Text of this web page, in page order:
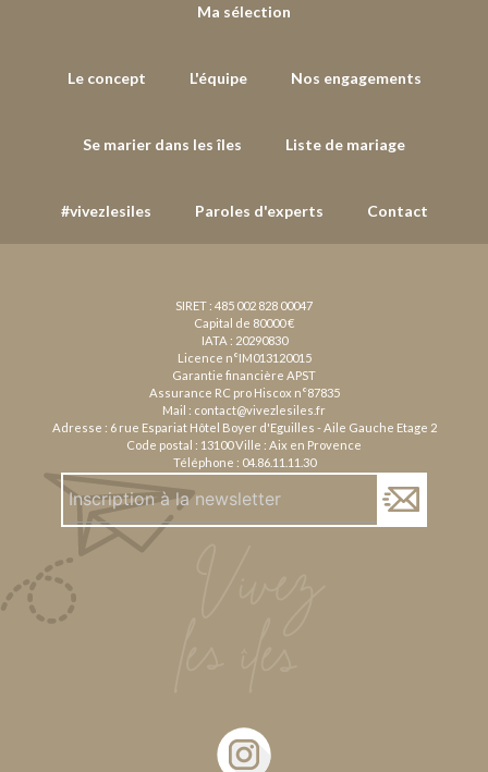
Ma sélection
Le concept L'équipe Nos engagements
Se marier dans les îles Liste de mariage
#vivezlesiles Paroles d'experts Contact
SIRET : 485 002 828 00047
Capital de 80000 €
IATA : 20290830
Licence n°IM013120015
Garantie financière APST
Assurance RC pro Hiscox n°87835
Mail : contact@vivezlesiles.fr
Adresse : 6 rue Espariat Hôtel Boyer d'Eguilles - Aile Gauche Etage 2
Code postal : 13100 Ville : Aix en Provence
Téléphone : 04.86.11.11.30